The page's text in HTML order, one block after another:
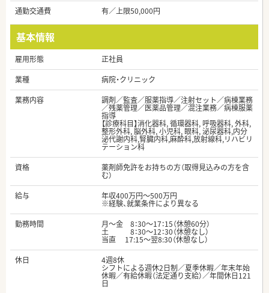
通勤交通費
有／上限50,000円
基本情報
雇用形態
正社員
業種
病院・クリニック
業務内容
調剤／監査／服薬指導／注射セット／病棟業務
／残薬管理／医薬品管理／混注業務／病棟服薬
指導
【診療科目】消化器科, 循環器科, 呼吸器科, 外科,
整形外科, 脳外科, 小児科, 眼科, 泌尿器科,内分
泌代謝内科,腎臓内科,麻酔科,放射線科,リハビリ
テーション科
資格
薬剤師免許をお持ちの方（取得見込みの方を含
む）
給与
年収400万円～500万円
※経験、就業条件により異なる
勤務時間
月～金 8：30～17：15（休憩60分）
土 8：30～12：30（休憩なし）
当直 17:15～翌8:30（休憩なし）
休日
4週8休
シフトによる週休2日制／夏季休暇／年末年始
休暇／有給休暇（法定通り支給）／年間休日121
日